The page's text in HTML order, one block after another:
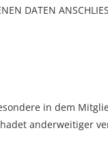
DATEN
in dem
anderweitiger